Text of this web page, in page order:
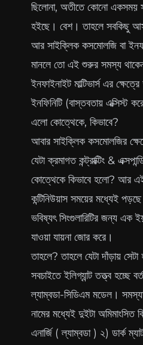
ছিলোনা, অতীতে কোনো একসময়
হইছে। বেশ। তাহলে সবকিছু
আর সাইক্লিক কসমোলজি বা
মানলে তো এই শুরুর সমস্য
ইনফাইনাইট মাল্টিভার্স এর
ইনফিনিটি (বাস্তবতায় এক্সিস্ট
এলো কোত্থেকে, কিভাবে?
আবার সাইক্লিক কসমোলজির
যেটা ক্রমাগত কন্ট্রাক্টিং &
কোত্থেকে কিভাবে হলো? আর
কন্টিনিউয়াস সময়ের মধ্যেই
ভবিষ্যৎ সিংগুলারিটির জন্য এক
যাওয়া যায়না জোর করে।
তাহলে? তাহলে যেটা দাঁড়ায়
সবচাইতে ইলিগ্যান্ট তত্ত্ব হচ্ছে
ল্যাম্বডা-সিডিএম মডেল।
নামের মধ্যেই দুইটা অমিমাংসিত
এনার্জি ( ল্যাম্বডা ) ২) ডার্ক